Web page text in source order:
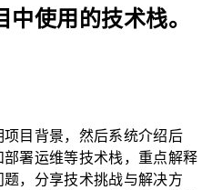
使用的技术栈。
目背景，然后系统介绍后
署运维等技术栈，重点解释
，分享技术挑战与解决方